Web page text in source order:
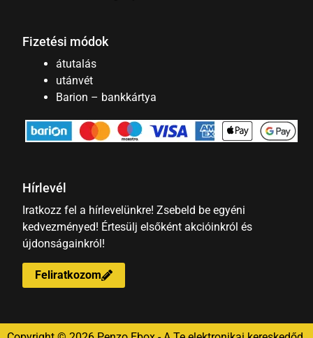
Fizetési módok
átutalás
utánvét
Barion – bankkártya
Hírlevél
Iratkozz fel a hírlevelünkre! Zsebeld be egyéni
kedvezményed! Értesülj elsőként akcióinkról és
újdonságainkról!
Feliratkozom